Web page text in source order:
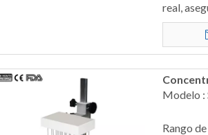
real,
Modelo :
Rango